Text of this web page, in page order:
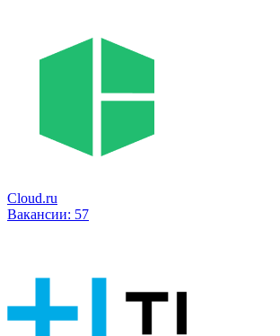
Cloud.ru
Вакансии: 57